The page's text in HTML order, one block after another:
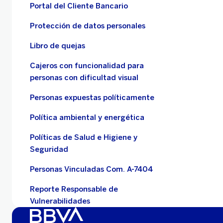
Portal del Cliente Bancario
Protección de datos personales
Libro de quejas
Cajeros con funcionalidad para
personas con dificultad visual
Personas expuestas políticamente
Política ambiental y energética
Políticas de Salud e Higiene y
Seguridad
Personas Vinculadas Com. A-7404
Reporte Responsable de
Vulnerabilidades